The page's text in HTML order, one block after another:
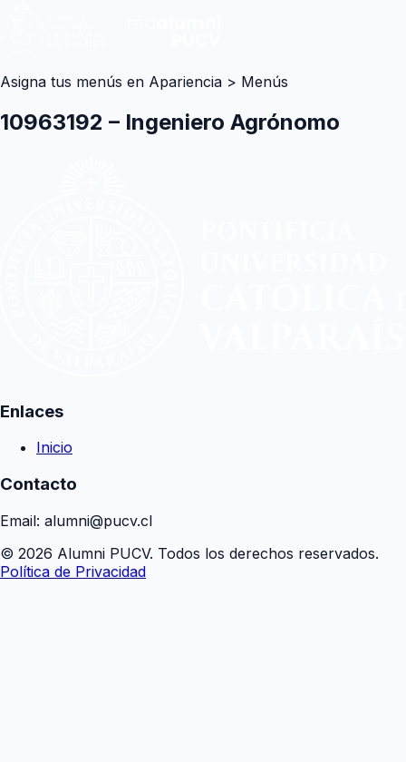
Asigna tus menús en Apariencia > Menús
10963192 – Ingeniero Agrónomo
Enlaces
Inicio
Contacto
Email: alumni@pucv.cl
© 2026 Alumni PUCV. Todos los derechos reservados.
Política de Privacidad